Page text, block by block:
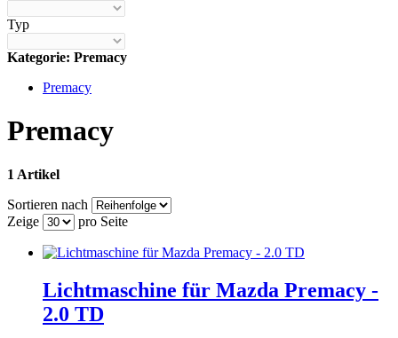
Typ
Kategorie: Premacy
Premacy
Premacy
1 Artikel
Sortieren nach
Zeige
pro Seite
Lichtmaschine für Mazda Premacy -
2.0 TD